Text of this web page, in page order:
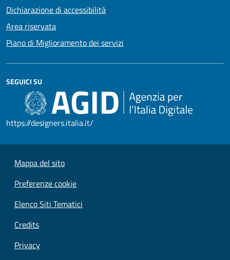
Dichiarazione di accessibilità
Area riservata
Piano di Miglioramento dei servizi
SEGUICI SU
https://designers.italia.it/
Mappa del sito
Preferenze cookie
Elenco Siti Tematici
Credits
Privacy